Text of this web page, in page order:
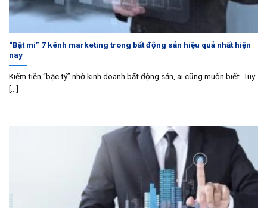
“Bật mí” 7 kênh marketing trong bất động sản hiệu quả nhất hiện
nay
Kiếm tiền “bạc tỷ” nhờ kinh doanh bất động sản, ai cũng muốn biết. Tuy
[...]